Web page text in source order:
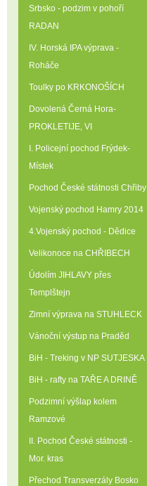
Srbsko - podzim v pohoří
RADAN
IV. Horská IPA výprava -
Roháče
Toulky po KRKONOŠÍCH
Dovolená Černá Hora-
PROKLETIJE‚ VI
I. Policejní pochod Frýdek-
Místek
Pochod České státnosti Chřiby
Vojenský pochod Hamry 2014
4.Vojenský pochod - Dědice
Velikonoce na CHŘIBECH
Údolím JIHLAVY přes
Templštejn
Zimní výprava na STUHLECK
Vánoční výstup na Praděd
BiH - Treking v NP SUTJESKA
BiH - rafty na TAŘE A DRINĚ
Podzimní výšlap kolem
Ramzové
II. Pochod České státnosti -
Mor. kras
Přechod Transverzály Bosko